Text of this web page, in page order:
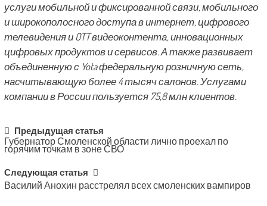
услуги мобильной и фиксированной связи, мобильного
и широкополосного доступа в интернет, цифрового
телевидения и OTT видеоконтента, инновационных
цифровых продуктов и сервисов. А также развивает
объединенную с Yota федеральную розничную сеть,
насчитывающую более 4 тысяч салонов. Услугами
компании в России пользуется 75,8 млн клиентов.
Post
navigation
Предыдущая статья
Губернатор Смоленской области лично проехал по
горячим точкам в зоне СВО
Следующая статья
Василий Анохин расстрелял всех смоленских вампиров